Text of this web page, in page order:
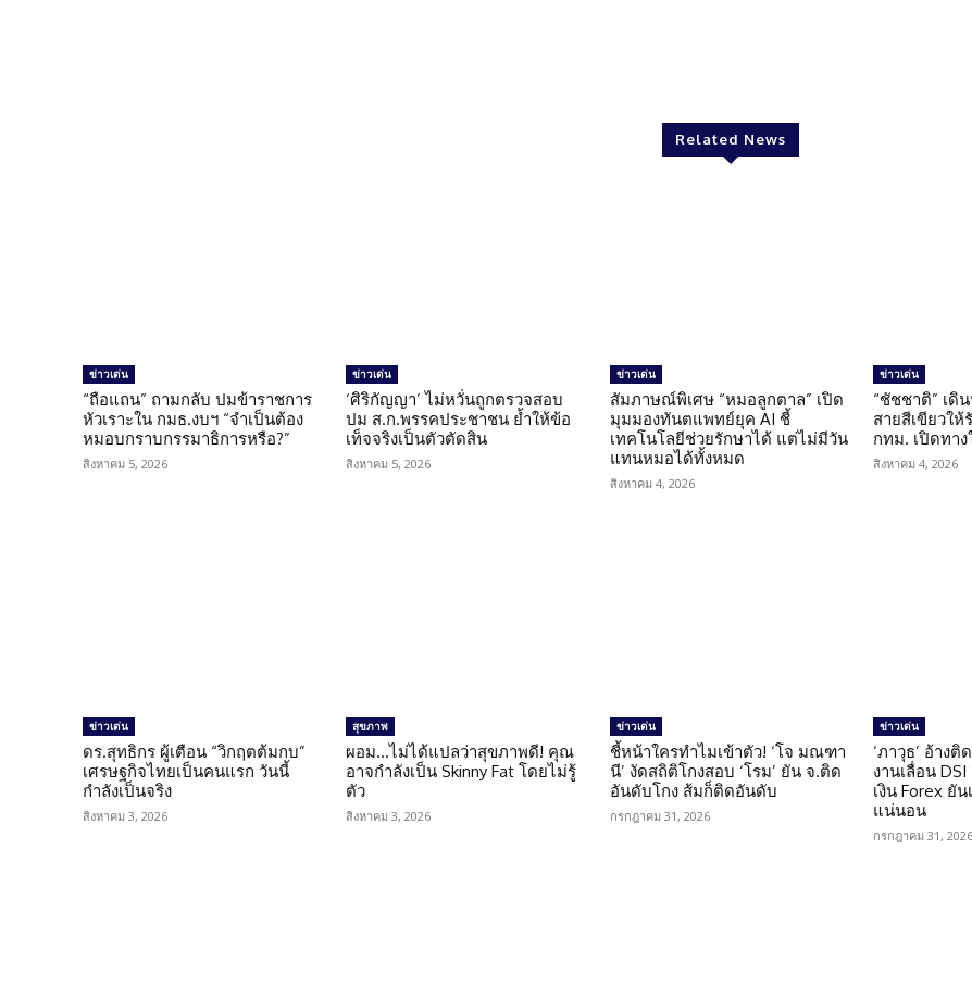
Related News
ข่าวเด่น
“ถือแถน” ถามกลับ ปมข้าราชการ
หัวเราะใน กมธ.งบฯ “จำเป็นต้อง
หมอบกราบกรรมาธิการหรือ?”
สิงหาคม 5, 2026
ข่าวเด่น
‘ศิริกัญญา’ ไม่หวั่นถูกตรวจสอบ
ปม ส.ก.พรรคประชาชน ย้ำให้ข้อ
เท็จจริงเป็นตัวตัดสิน
สิงหาคม 5, 2026
ข่าวเด่น
สัมภาษณ์พิเศษ “หมอลูกตาล” เปิด
มุมมองทันตแพทย์ยุค AI ชี้
เทคโนโลยีช่วยรักษาได้ แต่ไม่มีวัน
แทนหมอได้ทั้งหมด
สิงหาคม 4, 2026
ข่าวเด่น
“ชัชชาติ” เดิ
สายสีเขียวใ
กทม. เปิดทา
สิงหาคม 4, 2026
ข่าวเด่น
ดร.สุทธิกร ผู้เตือน “วิกฤตต้มกบ”
เศรษฐกิจไทยเป็นคนแรก วันนี้
กำลังเป็นจริง
สิงหาคม 3, 2026
สุขภาพ
ผอม…ไม่ได้แปลว่าสุขภาพดี! คุณ
อาจกำลังเป็น Skinny Fat โดยไม่รู้
ตัว
สิงหาคม 3, 2026
ข่าวเด่น
ชี้หน้าใครทำไมเข้าตัว! ‘โจ มณฑา
นี’ งัดสถิติโกงสอบ ‘โรม’ ยัน จ.ติด
อันดับโกง ส้มก็ติดอันดับ
กรกฎาคม 31, 2026
ข่าวเด่น
‘ภาวุธ’ อ้าง
งานเลื่อน
เงิน Forex ยั
แน่นอน
กรกฎาคม 31, 2026